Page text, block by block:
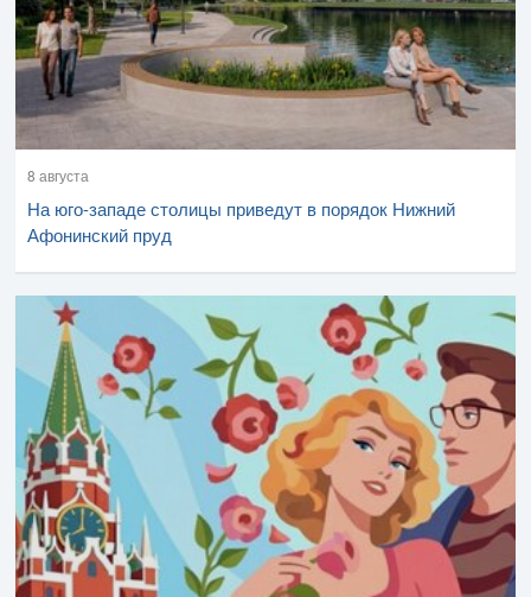
8 августа
На юго-западе столицы приведут в порядок Нижний
Афонинский пруд